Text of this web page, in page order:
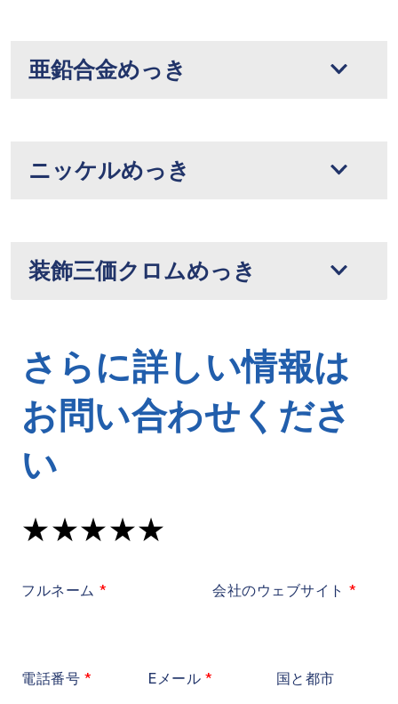
亜鉛合金めっき
ニッケルめっき
装飾三価クロムめっき
さらに詳しい情報は
お問い合わせくださ
い
フルネーム 会社のウェブサイト
電話番号 Eメール 国と都市